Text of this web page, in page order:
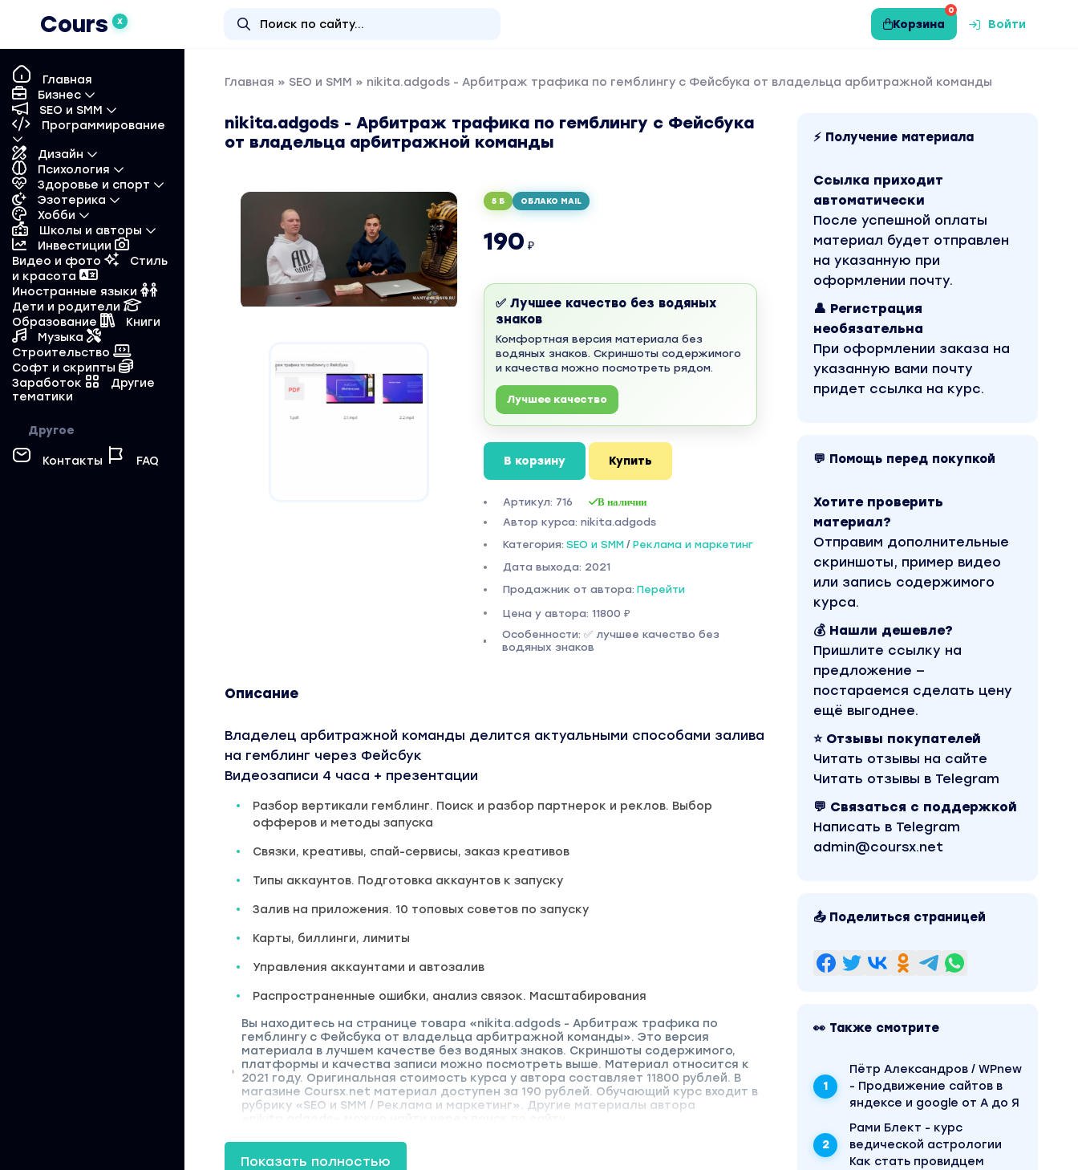
Cours X
0
Корзина Войти
Главная
Бизнес
SEO и SMM
Программирование
Дизайн
Психология
Здоровье и спорт
Эзотерика
Хобби
Школы и авторы
Инвестиции
Видео и фото
Стиль
и красота
Иностранные языки
Дети и родители
Образование
Книги
Музыка
Строительство
Софт и скрипты
Заработок
Другие
тематики
Другое
Контакты FAQ
Главная » SEO и SMM » nikita.adgods - Арбитраж трафика по гемблингу с Фейсбука от владельца арбитражной команды
nikita.adgods - Арбитраж трафика по гемблингу с Фейсбука
от владельца арбитражной команды
5 Б ОБЛАКО MAIL
190 ₽
✅ Лучшее качество без водяных
знаков
Комфортная версия материала без
водяных знаков. Скриншоты содержимого
и качества можно посмотреть рядом.
Лучшее качество
В корзину Купить
Артикул: 716 В наличии
Автор курса: nikita.adgods
Категория: SEO и SMM / Реклама и маркетинг
Дата выхода: 2021
Продажник от автора: Перейти
Цена у автора: 11800 ₽
Особенности: ✅ лучшее качество без
водяных знаков
Описание
Владелец арбитражной команды делится актуальными способами залива
на гемблинг через Фейсбук
Видеозаписи 4 часа + презентации
Разбор вертикали гемблинг. Поиск и разбор партнерок и реклов. Выбор
офферов и методы запуска
Связки, креативы, спай-сервисы, заказ креативов
Типы аккаунтов. Подготовка аккаунтов к запуску
Залив на приложения. 10 топовых советов по запуску
Карты, биллинги, лимиты
Управления аккаунтами и автозалив
Распространенные ошибки, анализ связок. Масштабирования
Вы находитесь на странице товара «nikita.adgods - Арбитраж трафика по
гемблингу с Фейсбука от владельца арбитражной команды». Это версия
материала в лучшем качестве без водяных знаков. Скриншоты содержимого,
платформы и качества записи можно посмотреть выше. Материал относится к
2021 году. Оригинальная стоимость курса у автора составляет 11800 рублей. В
магазине Coursx.net материал доступен за 190 рублей. Обучающий курс входит в
рубрику «SEO и SMM / Реклама и маркетинг». Другие материалы автора
Показать полностью
⚡ Получение материала
Ссылка приходит
автоматически
После успешной оплаты
материал будет отправлен
на указанную при
оформлении почту.
👤 Регистрация
необязательна
При оформлении заказа на
указанную вами почту
придет ссылка на курс.
💬 Помощь перед покупкой
Хотите проверить
материал?
Отправим дополнительные
скриншоты, пример видео
или запись содержимого
курса.
💰 Нашли дешевле?
Пришлите ссылку на
предложение —
постараемся сделать цену
ещё выгоднее.
⭐ Отзывы покупателей
Читать отзывы на сайте
Читать отзывы в Telegram
💬 Связаться с поддержкой
Написать в Telegram
admin@coursx.net
📤 Поделиться страницей
👀 Также смотрите
Пётр Александров / WPnew
- Продвижение сайтов в
яндексе и google от А до Я
Рами Блект - курс
ведической астрологии
Как стать провидцем